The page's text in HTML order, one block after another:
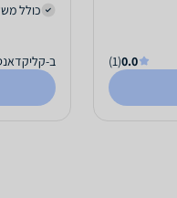
0.0
(1)
כולל
ב-